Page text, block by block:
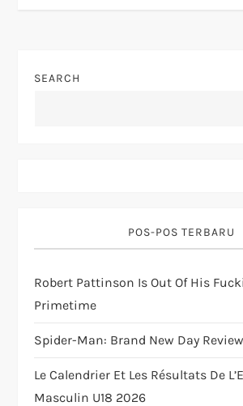
v
i
o
n
SEARCH
POS-POS TERBARU
Robert Pattinson Is Out Of His
Primetime
Spider-Man: Brand New Day Review
Le Calendrier Et Les Résultats De
Masculin U18 2026